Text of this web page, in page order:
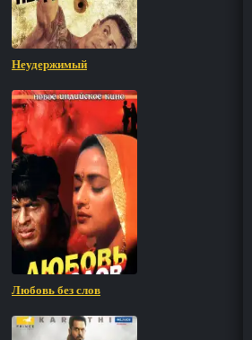
Неудержимый
Любовь без слов